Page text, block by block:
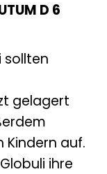
D 6
sollten
gelagert
Kindern auf.
ihre